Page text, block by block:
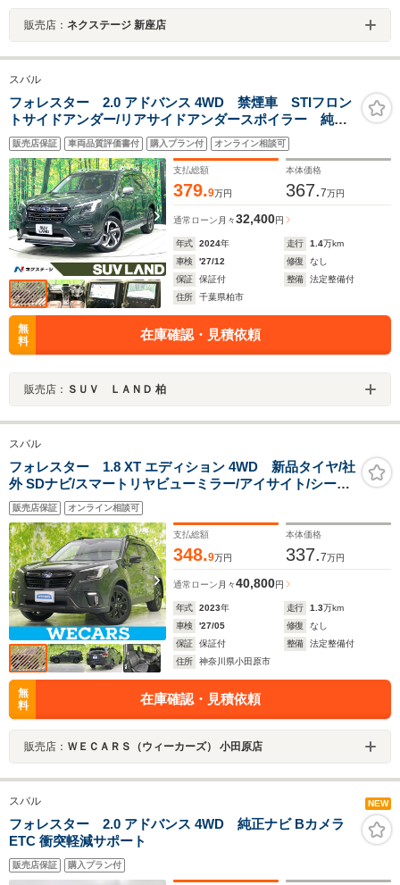
販売店： ネクステージ 新座店
スバル
フォレスター 2.0 アドバンス 4WD 禁煙車 STIフロン
トサイドアンダー/リアサイドアンダースポイラー 純正8
型ナビ フルセグ バック/フロント/サイドカメラ アイ
サイトセーフティプラス デジタルインナーミラー 電
動リアゲート ETC
販売店保証 車両品質評価書付 購入プラン付 オンライン相談可
支払総額
379.9万円
本体価格
367.7万円
通常ローン 月々32,400円
年式 2024年 走行 1.4万km
車検
'27/12 修復
なし
保証
保証付 整備
法定整備付
住所
千葉県柏市
無
料
在庫確認・見積依頼
販売店： ＳＵＶ ＬＡＮＤ 柏
スバル
フォレスター 1.8 XT エディション 4WD 新品タイヤ/社
外 SDナビ/スマートリヤビューミラー/アイサイト/シート
ヒーター/車線逸脱防止支援システム/シート ハーフレザ
ー/電動バックドア/ドライブレコーダー 純正
販売店保証 オンライン相談可
支払総額
348.9万円
本体価格
337.7万円
通常ローン 月々40,800円
年式 2023年 走行 1.3万km
車検
'27/05 修復
なし
保証
保証付 整備
法定整備付
住所
神奈川県小田原市
無
料
在庫確認・見積依頼
販売店： ＷＥＣＡＲＳ（ウィーカーズ） 小田原店
スバル NEW
フォレスター 2.0 アドバンス 4WD 純正ナビ Bカメラ
ETC 衝突軽減サポート
販売店保証 購入プラン付